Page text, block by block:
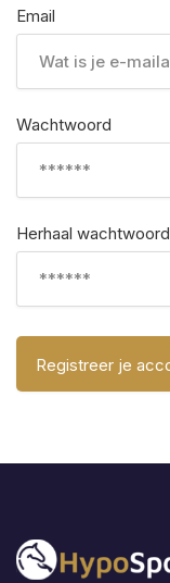
Email
Wachtwoord
Herhaal wachtwoord